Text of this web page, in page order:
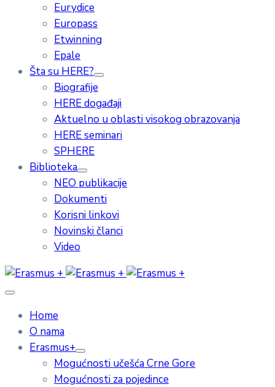
Eurydice
Europass
Etwinning
Epale
Šta su HERE?
Biografije
HERE događaji
Aktuelno u oblasti visokog obrazovanja
HERE seminari
SPHERE
Biblioteka
NEO publikacije
Dokumenti
Korisni linkovi
Novinski članci
Video
Home
O nama
Erasmus+
Mogućnosti učešća Crne Gore
Mogućnosti za pojedince